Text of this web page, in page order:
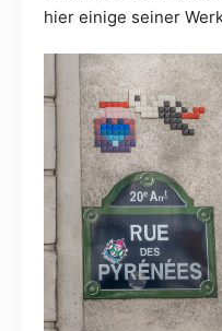
hier einige seiner